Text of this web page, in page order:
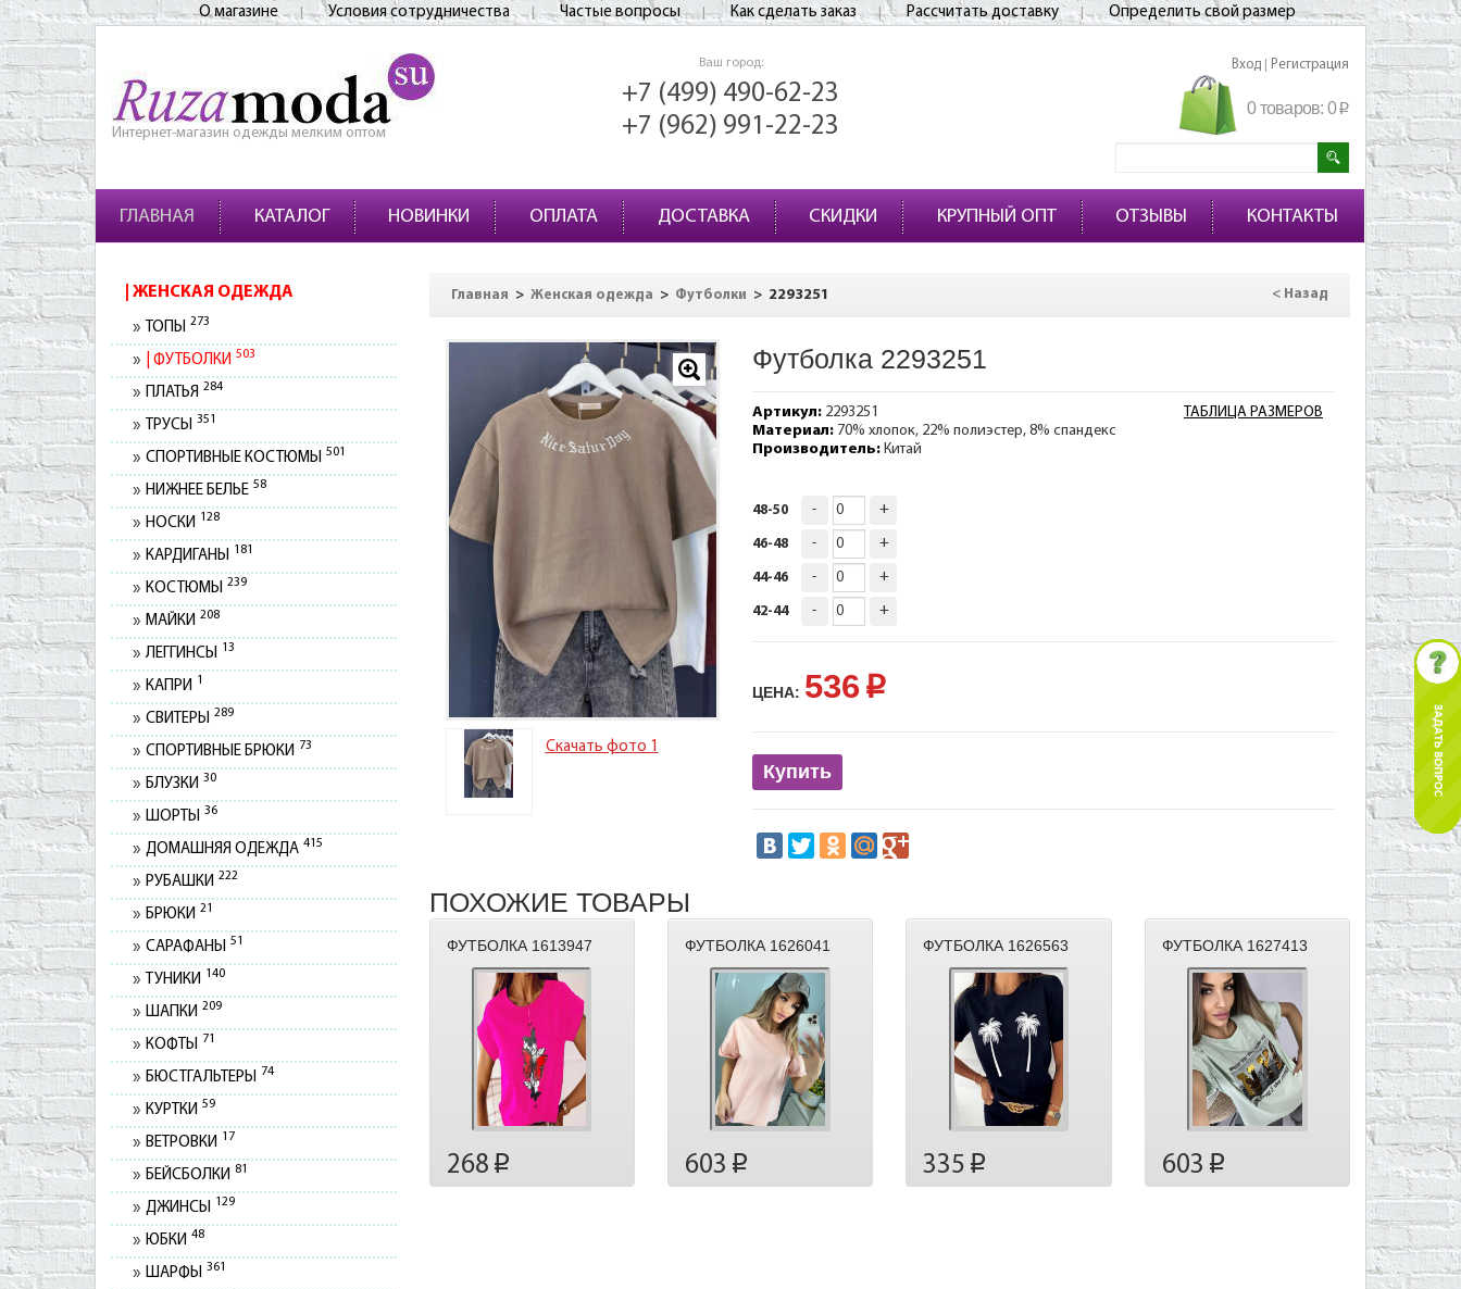
О магазине Условия сотрудничества Частые вопросы Как сделать заказ Рассчитать доставку Определить свой размер
Интернет-магазин одежды мелким оптом
Ваш город:
+7 (499) 490-62-23
+7 (962) 991-22-23
Вход Регистрация
0 товаров: 0p
ГЛАВНАЯ КАТАЛОГ НОВИНКИ ОПЛАТА ДОСТАВКА СКИДКИ КРУПНЫЙ ОПТ ОТЗЫВЫ КОНТАКТЫ
ЖЕНСКАЯ ОДЕЖДА
ТОПЫ 273
ФУТБОЛКИ 503
ПЛАТЬЯ 284
ТРУСЫ 351
СПОРТИВНЫЕ КОСТЮМЫ 501
НИЖНЕЕ БЕЛЬЕ 58
НОСКИ 128
КАРДИГАНЫ 181
КОСТЮМЫ 239
МАЙКИ 208
ЛЕГГИНСЫ 13
КАПРИ 1
СВИТЕРЫ 289
СПОРТИВНЫЕ БРЮКИ 73
БЛУЗКИ 30
ШОРТЫ 36
ДОМАШНЯЯ ОДЕЖДА 415
РУБАШКИ 222
БРЮКИ 21
САРАФАНЫ 51
ТУНИКИ 140
ШАПКИ 209
КОФТЫ 71
БЮСТГАЛЬТЕРЫ 74
КУРТКИ 59
ВЕТРОВКИ 17
БЕЙСБОЛКИ 81
ДЖИНСЫ 129
ЮБКИ 48
ШАРФЫ 361
Главная > Женская одежда > Футболки > 2293251 < Назад
Скачать фото 1
Футболка 2293251
ТАБЛИЦА РАЗМЕРОВ
Артикул:2293251
Материал:70% хлопок, 22% полиэстер, 8% спандекс
Производитель:Китай
48-50 - +
46-48 - +
44-46 - +
42-44 - +
ЦЕНА: 536 p
Купить
ПОХОЖИЕ ТОВАРЫ
ФУТБОЛКА 1613947
268 p
ФУТБОЛКА 1626041
603 p
ФУТБОЛКА 1626563
335 p
ФУТБОЛКА 1627413
603 p